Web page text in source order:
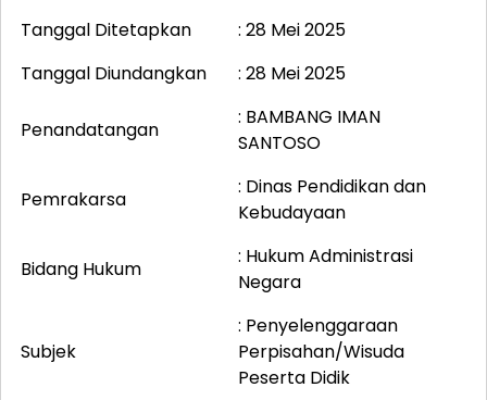
Tanggal Ditetapkan
: 28 Mei 2025
Tanggal Diundangkan
: 28 Mei 2025
Penandatangan
: BAMBANG IMAN
SANTOSO
Pemrakarsa
: Dinas Pendidikan dan
Kebudayaan
Bidang Hukum
: Hukum Administrasi
Negara
Subjek
: Penyelenggaraan
Perpisahan/Wisuda
Peserta Didik